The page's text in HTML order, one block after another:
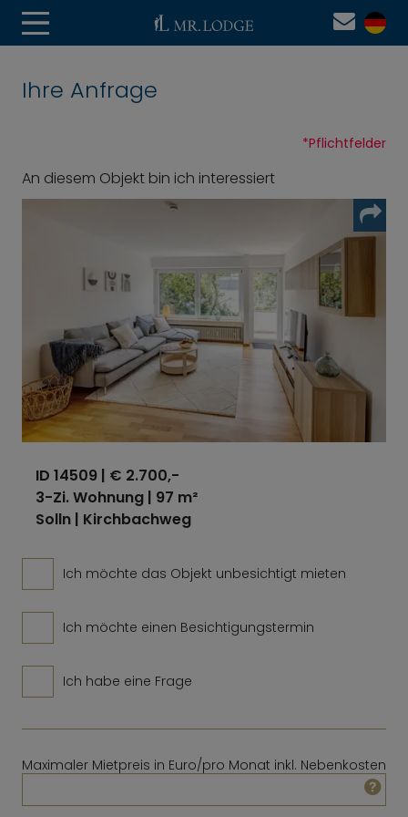
Ihre Anfrage
*Pflichtfelder
An diesem Objekt bin ich interessiert
ID 14509 | € 2.700,-
3-Zi. Wohnung | 97 m²
Solln | Kirchbachweg
Ich möchte das Objekt unbesichtigt mieten
Ich möchte einen Besichtigungstermin
Ich habe eine Frage
Maximaler Mietpreis in Euro/pro Monat inkl. Nebenkosten